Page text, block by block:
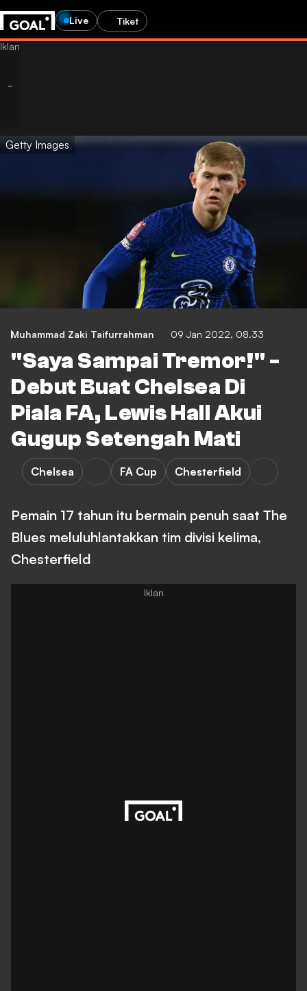
Live Tiket
Getty Images
Muhammad Zaki Taifurrahman 09 Jan 2022, 08.33
"Saya Sampai Tremor!" -
Debut Buat Chelsea Di
Piala FA, Lewis Hall Akui
Gugup Setengah Mati
Chelsea FA Cup Chesterfield
Pemain 17 tahun itu bermain penuh saat The
Blues meluluhlantakkan tim divisi kelima,
Chesterfield